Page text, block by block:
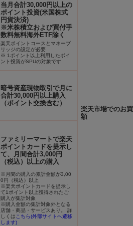
当月合計30,000円以上の
ポイント投資(米国株式
円貨決済)
※米株積立および買付手
数料無料海外ETF除く
楽天ポイントコースとマネーブ
リッジの設定が必要
※ 1ポイント以上利用したポイ
ント投資がSPUの対象です
暗号資産現物取引で月に
合計30,000円以上購入
（ポイント交換含む）
ファミリーマートで楽天
ポイントカードを提示し
て、月間合計3,000円
（税込）以上の購入
※月間の購入の累計金額が3,00
0円（税込）以上
※楽天ポイントカードを提示し
て1ポイント以上獲得されたご
購入が集計対象
※購入金額の集計対象外となる
店舗・商品・サービスあり。 詳
しくはこちら(外部サイトへ遷移
します)
楽天市場でのお
額